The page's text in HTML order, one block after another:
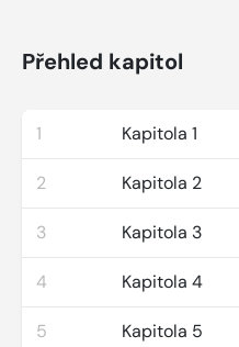
Přehled kapitol
1 Kapitola 1
2 Kapitola 2
3 Kapitola 3
4 Kapitola 4
5 Kapitola 5